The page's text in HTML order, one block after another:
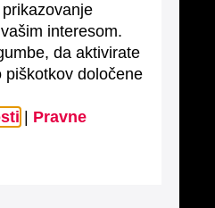
interesom.
da aktivirate
piškotkov določene
Pravne